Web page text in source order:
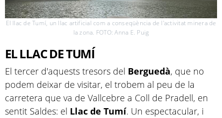
El llac de Tumí, un llac artificial com a conseqüència de l'activitat minera de
la zona. FOTO: Anna E. Puig
EL LLAC DE TUMÍ
El tercer d'aquests tresors del Berguedà, que no
podem deixar de visitar, el trobem al peu de la
carretera que va de Vallcebre a Coll de Pradell, en
sentit Saldes: el Llac de Tumí. Un espectacular, i